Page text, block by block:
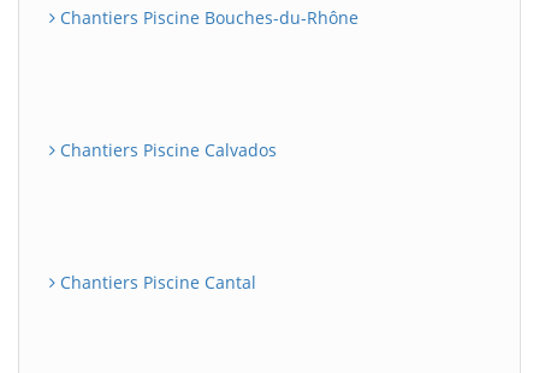
Chantiers Piscine Bouches-du-Rhône
Chantiers Piscine Calvados
Chantiers Piscine Cantal